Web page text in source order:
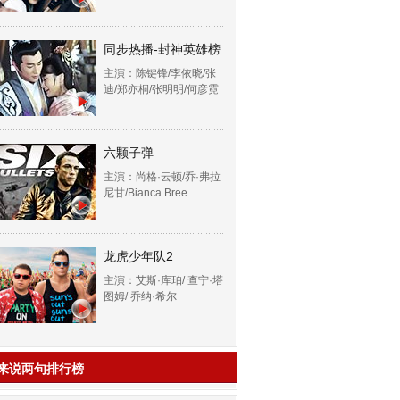
同步热播-封神英雄榜
主演：陈键锋/李依晓/张
迪/郑亦桐/张明明/何彦霓
六颗子弹
主演：尚格·云顿/乔·弗拉
尼甘/Bianca Bree
龙虎少年队2
主演：艾斯·库珀/ 查宁·塔
图姆/ 乔纳·希尔
说两句排行榜